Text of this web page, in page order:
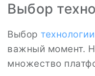
Выбор
Выбор
важный момент.
множество